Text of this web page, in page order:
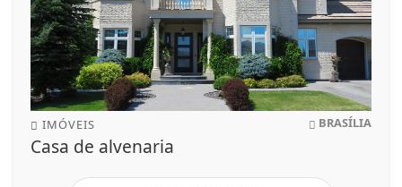
IMÓVEIS BRASÍLIA
Casa de alvenaria